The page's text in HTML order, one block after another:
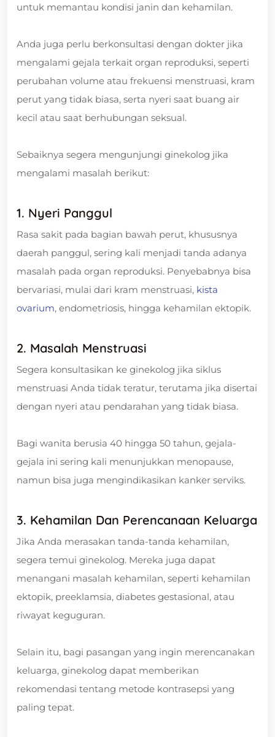
untuk memantau kondisi janin dan kehamilan.
Anda juga perlu berkonsultasi dengan dokter jika
mengalami gejala terkait organ reproduksi, seperti
perubahan volume atau frekuensi menstruasi, kram
perut yang tidak biasa, serta nyeri saat buang air
kecil atau saat berhubungan seksual.
Sebaiknya segera mengunjungi ginekolog jika
mengalami masalah berikut:
1. Nyeri Panggul
Rasa sakit pada bagian bawah perut, khususnya
daerah panggul, sering kali menjadi tanda adanya
masalah pada organ reproduksi. Penyebabnya bisa
bervariasi, mulai dari kram menstruasi, kista
ovarium, endometriosis, hingga kehamilan ektopik.
2. Masalah Menstruasi
Segera konsultasikan ke ginekolog jika siklus
menstruasi Anda tidak teratur, terutama jika disertai
dengan nyeri atau pendarahan yang tidak biasa.
Bagi wanita berusia 40 hingga 50 tahun, gejala-
gejala ini sering kali menunjukkan menopause,
namun bisa juga mengindikasikan kanker serviks.
3. Kehamilan Dan Perencanaan Keluarga
Jika Anda merasakan tanda-tanda kehamilan,
segera temui ginekolog. Mereka juga dapat
menangani masalah kehamilan, seperti kehamilan
ektopik, preeklamsia, diabetes gestasional, atau
riwayat keguguran.
Selain itu, bagi pasangan yang ingin merencanakan
keluarga, ginekolog dapat memberikan
rekomendasi tentang metode kontrasepsi yang
paling tepat.